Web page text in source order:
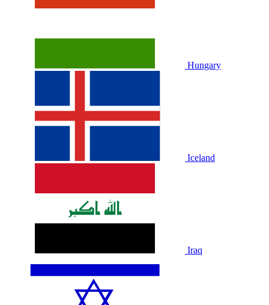
Hungary
Iceland
Iraq